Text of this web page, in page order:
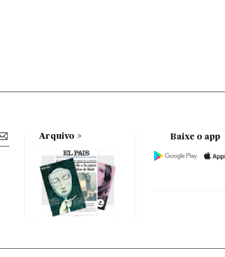
Arquivo Baixe o app